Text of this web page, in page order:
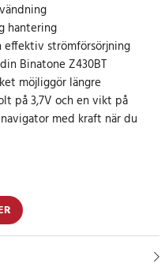
hantering
effektiv strömförsörjning
Binatone Z430BT
möjliggör längre
på 3,7V och en vikt på
med kraft när du